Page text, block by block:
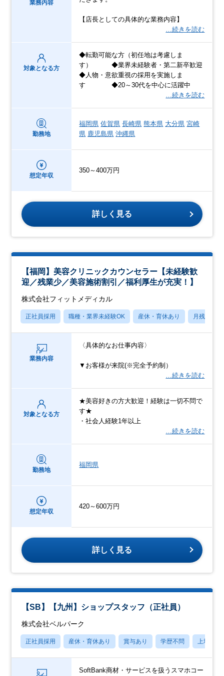
業務内容
【店長としての具体的な業務内容】
…続きを読む
対象となる方
◆転勤可能な方（初任地は考慮しま
す） ◆業界未経験者・第二新卒歓迎
◆人物・意欲重視の採用を実施しま
す ◆20～30代を中心に活躍中
…続きを読む
勤務地
福岡県 佐賀県 長崎県 熊本県 大分県 宮崎
県 鹿児島県 沖縄県
想定年収
350～400万円
詳しく見る
【福岡】美容クリニックカウンセラー【未経験歓
迎／残業少／美容施術割引／福利厚生が充実！】
株式会社フィットメディカル
正社員採用 職種・業界未経験OK 産休・育休あり 月残業20
業務内容
〈具体的なお仕事内容〉
▼お客様が来院(※完全予約制）
…続きを読む
対象となる方
★美容好きの方大歓迎！経験は一切不問で
す★
・社会人経験1年以上
…続きを読む
勤務地
福岡県
想定年収
420～600万円
詳しく見る
【SB】【九州】ショップスタッフ（正社員）
株式会社ベルパーク
正社員採用 産休・育休あり 賞与あり 学歴不問 上場企業
SoftBank商材・サービスを扱うスマホコー